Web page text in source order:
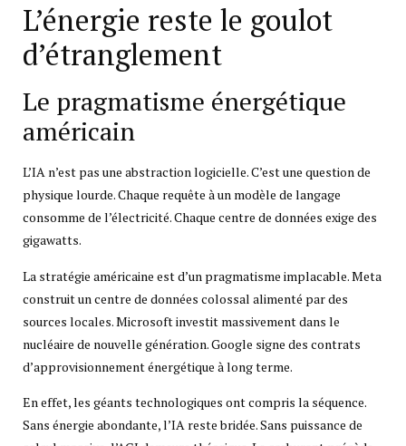
L’énergie reste le goulot
d’étranglement
Le pragmatisme énergétique
américain
L’IA n’est pas une abstraction logicielle. C’est une question de
physique lourde. Chaque requête à un modèle de langage
consomme de l’électricité. Chaque centre de données exige des
gigawatts.
La stratégie américaine est d’un pragmatisme implacable. Meta
construit un centre de données colossal alimenté par des
sources locales. Microsoft investit massivement dans le
nucléaire de nouvelle génération. Google signe des contrats
d’approvisionnement énergétique à long terme.
En effet, les géants technologiques ont compris la séquence.
Sans énergie abondante, l’IA reste bridée. Sans puissance de